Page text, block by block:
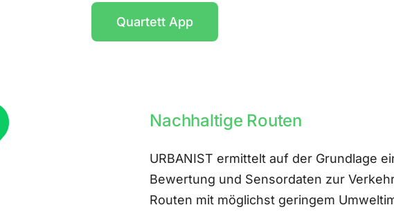
Quartett App
Nachhaltige Routen
URBANIST ermittelt auf der Grundlage
Bewertung und Sensordaten zur
Routen mit möglichst geringem